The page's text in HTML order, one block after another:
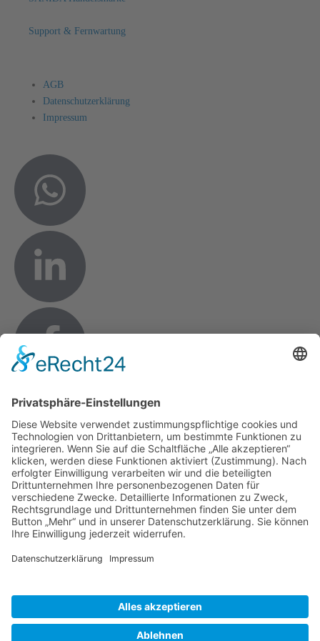
Support & Fernwartung
AGB
Datenschutzerklärung
Impressum